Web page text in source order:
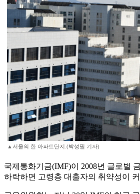
▲서울의 한 아파트단지.(박성필 기자)
국제통화기금(IMF)이 2008년 글로벌
하락하면 고령층 대출자의 취약성이